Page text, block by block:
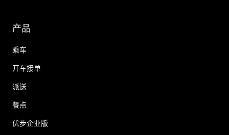
产品
乘车
开车接单
派送
餐点
优步企业版